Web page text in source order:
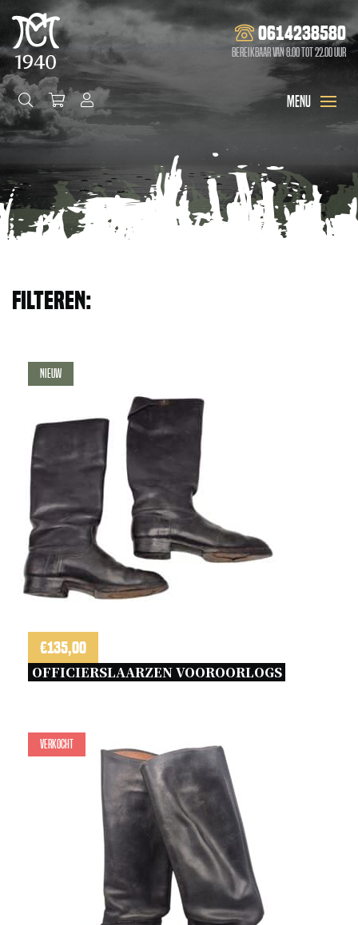
0614238580
Bereikbaar van 8.00 tot 22.00 uur
Filteren:
Nieuw
€135,00
OFFICIERSLAARZEN VOOROORLOGS
Verkocht